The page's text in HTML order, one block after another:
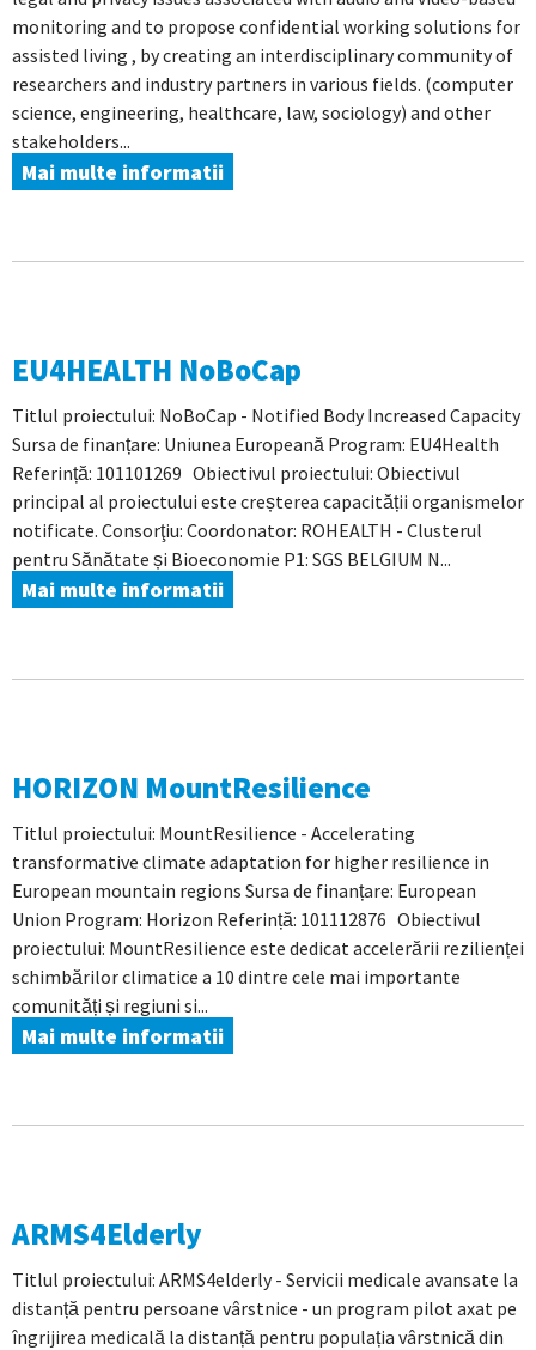
monitoring and to propose confidential working solutions for
assisted living , by creating an interdisciplinary community of
researchers and industry partners in various fields. (computer
science, engineering, healthcare, law, sociology) and other
stakeholders...
Mai multe informatii
EU4HEALTH NoBoCap
Titlul proiectului: NoBoCap - Notified Body Increased Capacity
Sursa de finanțare: Uniunea Europeană Program: EU4Health
Referință: 101101269 Obiectivul proiectului: Obiectivul
principal al proiectului este creșterea capacității organismelor
notificate. Consorţiu: Coordonator: ROHEALTH - Clusterul
pentru Sănătate și Bioeconomie P1: SGS BELGIUM N...
Mai multe informatii
HORIZON MountResilience
Titlul proiectului: MountResilience - Accelerating
transformative climate adaptation for higher resilience in
European mountain regions Sursa de finanțare: European
Union Program: Horizon Referință: 101112876 Obiectivul
proiectului: MountResilience este dedicat accelerării rezilienței
schimbărilor climatice a 10 dintre cele mai importante
comunități și regiuni si...
Mai multe informatii
ARMS4Elderly
Titlul proiectului: ARMS4elderly - Servicii medicale avansate la
distanță pentru persoane vârstnice - un program pilot axat pe
îngrijirea medicală la distanță pentru populația vârstnică din